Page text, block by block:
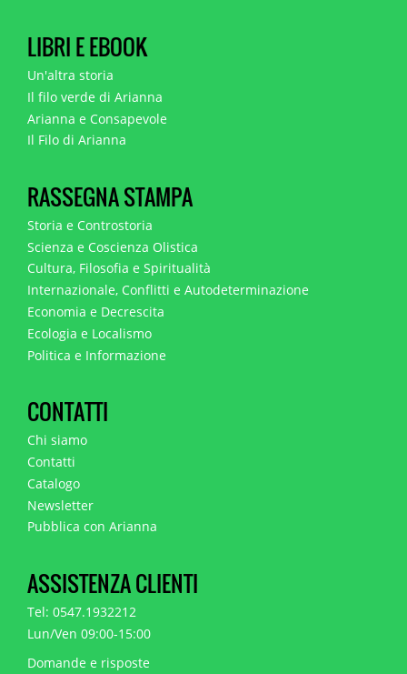
LIBRI E EBOOK
Un'altra storia
Il filo verde di Arianna
Arianna e Consapevole
Il Filo di Arianna
RASSEGNA STAMPA
Storia e Controstoria
Scienza e Coscienza Olistica
Cultura, Filosofia e Spiritualità
Internazionale, Conflitti e Autodeterminazione
Economia e Decrescita
Ecologia e Localismo
Politica e Informazione
CONTATTI
Chi siamo
Contatti
Catalogo
Newsletter
Pubblica con Arianna
ASSISTENZA CLIENTI
Tel: 0547.1932212
Lun/Ven 09:00-15:00
Domande e risposte